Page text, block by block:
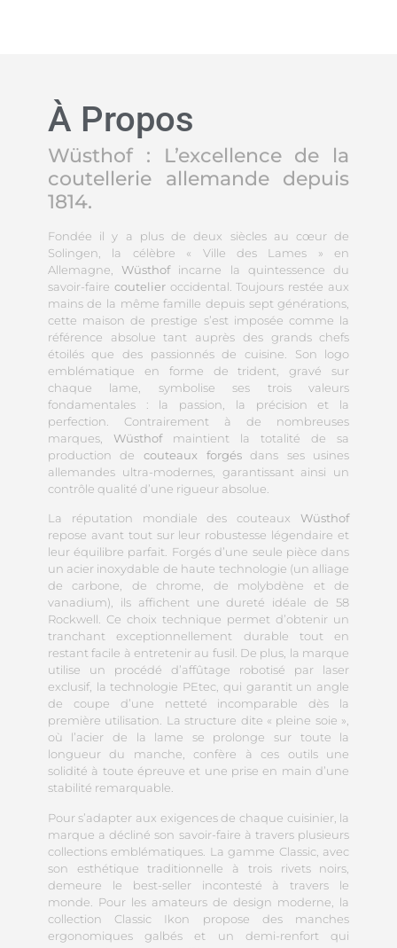
À Propos
Wüsthof : L’excellence de la
coutellerie allemande depuis
1814.
Fondée il y a plus de deux siècles au cœur de
Solingen, la célèbre « Ville des Lames » en
Allemagne,Wüsthofincarne la quintessence du
savoir-faire coutelieroccidental. Toujours restée aux
mains de la même famille depuis sept générations,
cette maison de prestige s’est imposée comme la
référence absolue tant auprès des grands chefs
étoilés que des passionnés de cuisine. Son logo
emblématique en forme de trident, gravé sur
chaque lame, symbolise ses trois valeurs
fondamentales : la passion, la précision et la
perfection. Contrairement à de nombreuses
marques, Wüsthofmaintient la totalité de sa
production de couteaux forgésdans ses usines
allemandes ultra-modernes, garantissant ainsi un
contrôle qualité d’une rigueur absolue.
La réputation mondiale des couteauxWüsthof
repose avant tout sur leur robustesse légendaire et
leur équilibre parfait. Forgés d’une seule pièce dans
un acier inoxydable de haute technologie (un alliage
de carbone, de chrome, de molybdène et de
vanadium), ils affichent une dureté idéale de 58
Rockwell. Ce choix technique permet d’obtenir un
tranchant exceptionnellement durable tout en
restant facile à entretenir au fusil. De plus, la marque
utilise un procédé d’affûtage robotisé par laser
exclusif, la technologie PEtec, qui garantit un angle
de coupe d’une netteté incomparable dès la
première utilisation. La structure dite « pleine soie »,
où l’acier de la lame se prolonge sur toute la
longueur du manche, confère à ces outils une
solidité à toute épreuve et une prise en main d’une
stabilité remarquable.
Pour s’adapter aux exigences de chaque cuisinier, la
marque a décliné son savoir-faire à travers plusieurs
collections emblématiques. La gamme Classic, avec
son esthétique traditionnelle à trois rivets noirs,
demeure le best-seller incontesté à travers le
monde. Pour les amateurs de design moderne, la
collection Classic Ikon propose des manches
ergonomiques galbés et un demi-renfort qui